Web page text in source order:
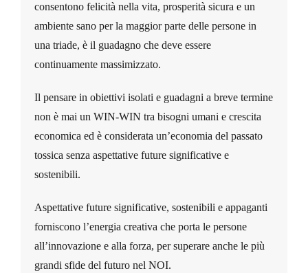
consentono felicità nella vita, prosperità sicura e un
ambiente sano per la maggior parte delle persone in
una triade, è il guadagno che deve essere
continuamente massimizzato.
Il pensare in obiettivi isolati e guadagni a breve termine
non è mai un WIN-WIN tra bisogni umani e crescita
economica ed è considerata un’economia del passato
tossica senza aspettative future significative e
sostenibili.
Aspettative future significative, sostenibili e appaganti
forniscono l’energia creativa che porta le persone
all’innovazione e alla forza, per superare anche le più
grandi sfide del futuro nel NOI.